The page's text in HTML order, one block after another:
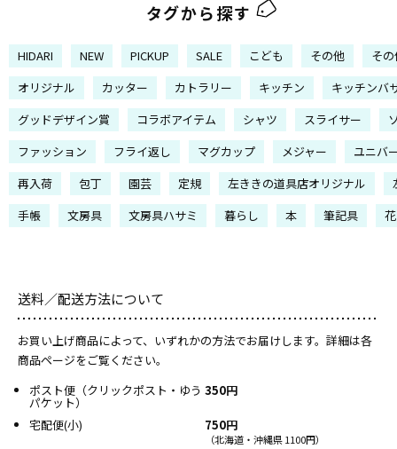
タグから探す
HIDARI NEW PICKUP SALE こども その他
そ
オリジナル
カッター カトラリー キッチン
キッチンバ
グッドデザイン賞
コラボアイテム シャツ スライサー
ファッション
フライ返し マグカップ メジャー
ユニバ
再入荷
包丁 園芸 定規 左ききの道具店オリジナル
手帳
文房具 文房具ハサミ 暮らし 本 筆記具
送料／配送方法について
お買い上げ商品によって、いずれかの方法でお届けします。詳細は各
商品ページをご覧ください。
ポスト便（クリックポスト・ゆう
パケット）
350円
宅配便(小) 750円
（北海道・沖縄県 1100円）